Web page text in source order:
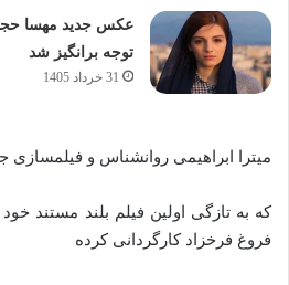
عکس جدید مهسا
توجه برانگیز شد
31 خرداد 1405
میترا ابراهیمی روانشناس و
که به تازگی اولین فیلم بلند مستند خود
فروغ فرخزاد کارگردانی کرده